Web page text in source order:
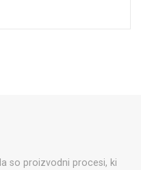
so proizvodni procesi, ki